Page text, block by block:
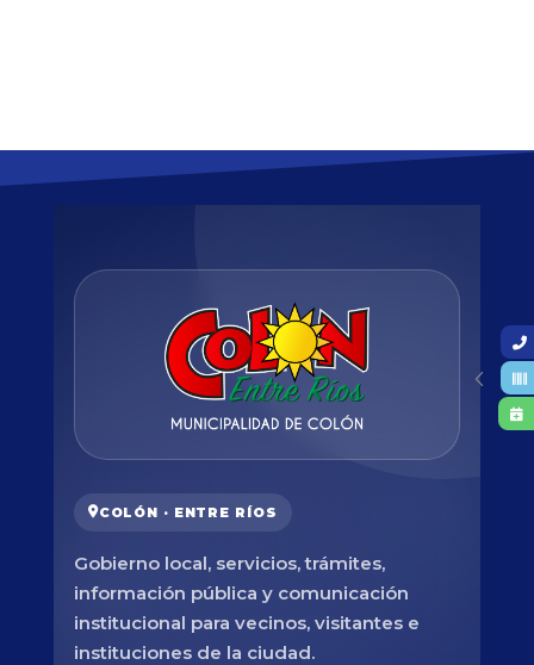
COLÓN · ENTRE RÍOS
Gobierno local, servicios, trámites,
información pública y comunicación
institucional para vecinos, visitantes e
instituciones de la ciudad.